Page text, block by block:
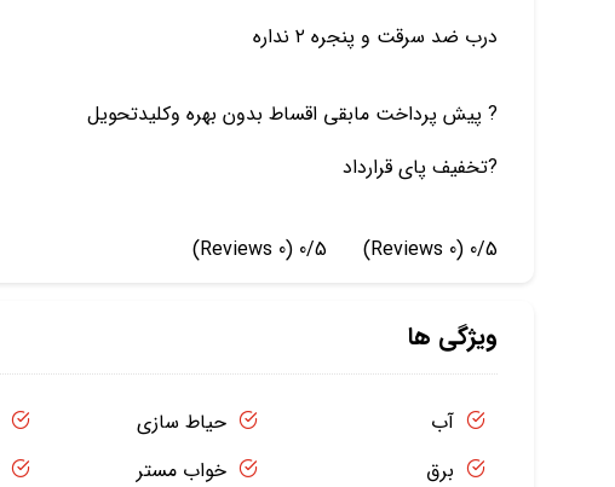
درب ضد سرقت و پنجره ۲ نداره
? پیش پرداخت مابقی اقساط بدون بهره وکلیدتحویل
?تخفیف پای قرارداد
0/5
(0 Reviews)
0/5
(0 Reviews)
ویژگی ها
آب
برق
حیاط سازی
خواب مستر